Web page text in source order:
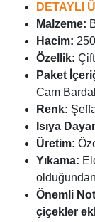
DETAYLI
Malzeme:
Hacim:
Özellik:
Paket
Cam
Renk:
Isıya
Üretim:
Yıkama:
Önemli
çiçekler